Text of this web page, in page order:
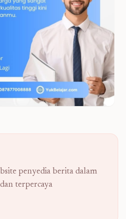
penyedia berita dalam
terpercaya